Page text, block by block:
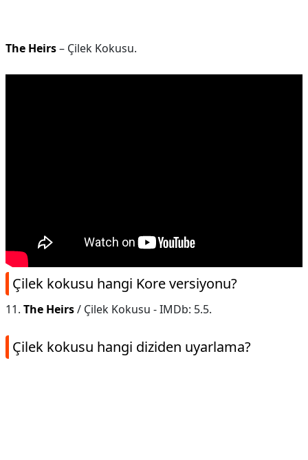
The Heirs– Çilek Kokusu.
Çilek kokusu hangi Kore versiyonu?
11. The Heirs/ Çilek Kokusu - IMDb: 5.5.
Çilek kokusu hangi diziden uyarlama?